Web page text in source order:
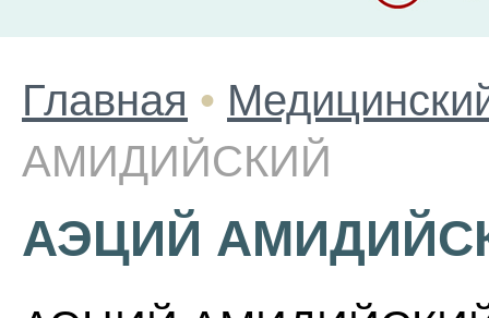
Главная •
АМИДИЙСКИЙ
АЭЦИЙ